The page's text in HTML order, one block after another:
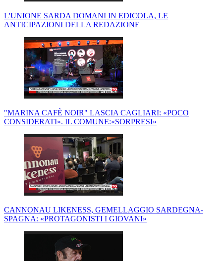
L'UNIONE SARDA DOMANI IN EDICOLA, LE
ANTICIPAZIONI DELLA REDAZIONE
"MARINA CAFÈ NOIR" LASCIA CAGLIARI: «POCO
CONSIDERATI». IL COMUNE:«SORPRESI»
CANNONAU LIKENESS, GEMELLAGGIO SARDEGNA-
SPAGNA: «PROTAGONISTI I GIOVANI»